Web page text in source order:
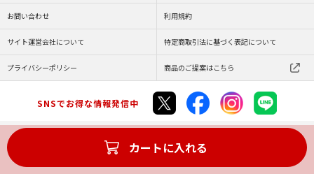
カートに入れる
お問い合わせ 利用規約
サイト運営会社について 特定商取引法に基づく表記について
プライバシーポリシー 商品のご提案はこちら
SNSでお得な情報発信中